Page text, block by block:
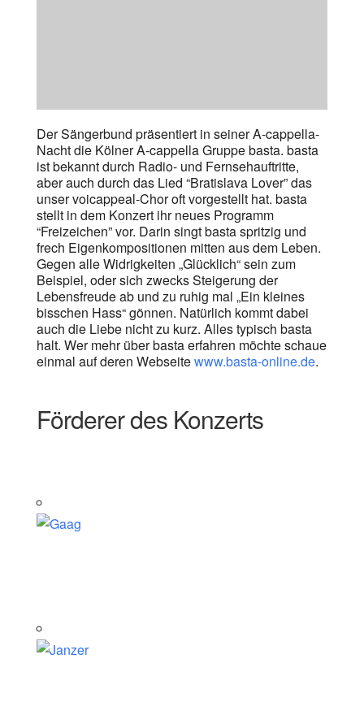
Der Sängerbund präsentiert in seiner A-cappella-
Nacht die Kölner A-cappella Gruppe basta. basta
ist bekannt durch Radio- und Fernsehauftritte,
aber auch durch das Lied “Bratislava Lover” das
unser voicappeal-Chor oft vorgestellt hat. basta
stellt in dem Konzert ihr neues Programm
“Freizeichen” vor. Darin singt basta spritzig und
frech Eigenkompositionen mitten aus dem Leben.
Gegen alle Widrigkeiten „Glücklich“ sein zum
Beispiel, oder sich zwecks Steigerung der
Lebensfreude ab und zu ruhig mal „Ein kleines
bisschen Hass“ gönnen. Natürlich kommt dabei
auch die Liebe nicht zu kurz. Alles typisch basta
halt. Wer mehr über basta erfahren möchte schaue
einmal auf deren Webseitewww.basta-online.de.
Förderer des Konzerts